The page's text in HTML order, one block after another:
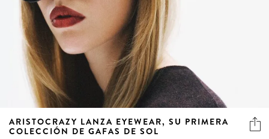
ARISTOCRAZY LANZA EYEWEAR, SU PRIMERA
COLECCIÓN DE GAFAS DE SOL